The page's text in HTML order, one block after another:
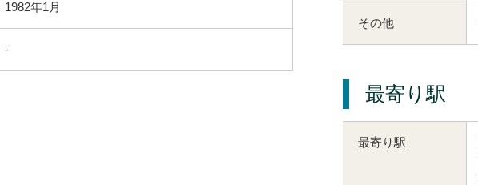
1982年1月
-
その他
最寄り駅
最寄り駅